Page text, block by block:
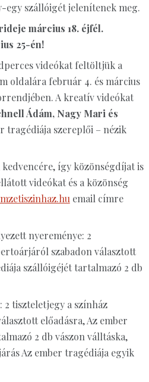
egy szállóigét jelenítenek meg.
március 18. éjfél.
25-én!
videókat feltöltjük a
oldalára február 4. és március
A kreatív videókat
Ádám, Nagy Mari és
tragédiája szereplői – nézik
kedvencére, így közönségdíjat is
videókat és a közönség
email címre
nyereménye: 2
szabadon választott
szállóigéjét tartalmazó 2 db
2 tiszteletjegy a színház
előadásra, Az ember
2 db vászon válltáska,
Az ember tragédiája egyik